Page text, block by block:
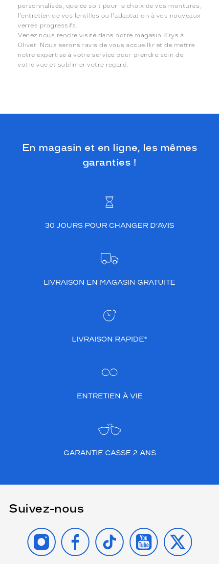
personnalisés, que ce soit pour le choix de vos montures,
l'entretien de vos lentilles ou l'adaptation à vos nouveaux
verres progressifs.
Venez nous rendre visite dans notre magasin Krys à
Olivet. Nous serons ravis de vous accueillir et de mettre
notre expertise à votre service pour prendre soin de
votre vue et sublimer votre regard.
En magasin et en ligne, les mêmes
garanties !
30 JOURS POUR CHANGER D’AVIS
LIVRAISON EN MAGASIN GRATUITE
LIVRAISON RAPIDE*
ENTRETIEN À VIE
GARANTIE CASSE 2 ANS
Suivez-nous
INSTAGRAMFACEBOOK
TIKTOK YOUTUBE
X